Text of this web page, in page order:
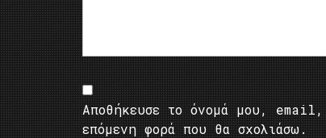
Αποθήκευσε το όνομά μου,
επόμενη φορά που θα σχολιάσω.